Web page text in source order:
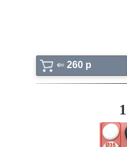
⇐ 260 p